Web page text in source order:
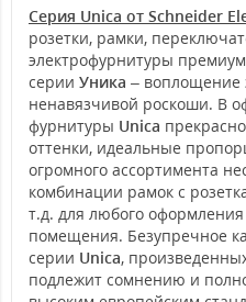
Серия Unica от Schneider
розетки, рамки,
электрофурнитуры
серии Уника – воплощение
ненавязчивой роскоши. В
фурнитуры Unica
оттенки, идеальные
огромного ассортимента
комбинации рамок с
т.д. для любого
помещения. Безупречное
серии Unica,
подлежит сомнению и